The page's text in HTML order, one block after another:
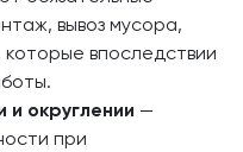
вывоз мусора,
впоследствии
округлении —
при